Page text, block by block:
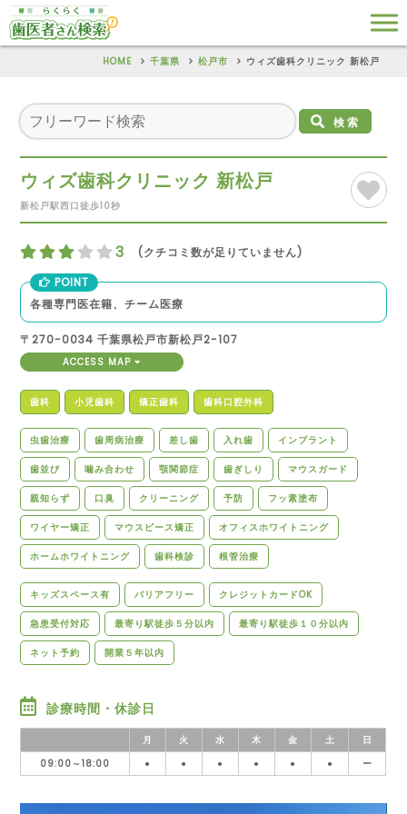
HOME 千葉県 松戸市 ウィズ歯科クリニック 新松戸
検索
ウィズ歯科クリニック 新松戸
新松戸駅西口徒歩10秒
3
(クチコミ数が足りていません)
POINT
各種専門医在籍、チーム医療
〒270-0034 千葉県松戸市新松戸2-107
ACCESS MAP
歯科 小児歯科 矯正歯科 歯科口腔外科
虫歯治療 歯周病治療 差し歯 入れ歯 インプラント
歯並び 噛み合わせ 顎関節症 歯ぎしり マウスガード
親知らず 口臭 クリーニング 予防 フッ素塗布
ワイヤー矯正 マウスピース矯正 オフィスホワイトニング
ホームホワイトニング 歯科検診 根管治療
キッズスペース有 バリアフリー クレジットカードOK
急患受付対応 最寄り駅徒歩５分以内 最寄り駅徒歩１０分以内
ネット予約 開業５年以内
診療時間・休診日
月 火 水 木 金 土
日
09:00～18:00
● ● ● ● ● ● ー